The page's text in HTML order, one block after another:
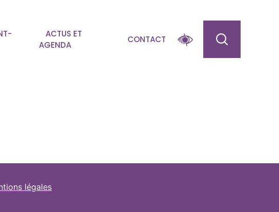
ACTUS ET
AGENDA
CONTACT
légales